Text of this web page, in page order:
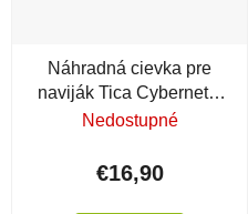
Náhradná cievka pre
naviják Tica Cybernetic
GGAT 10000
Nedostupné
€16,90